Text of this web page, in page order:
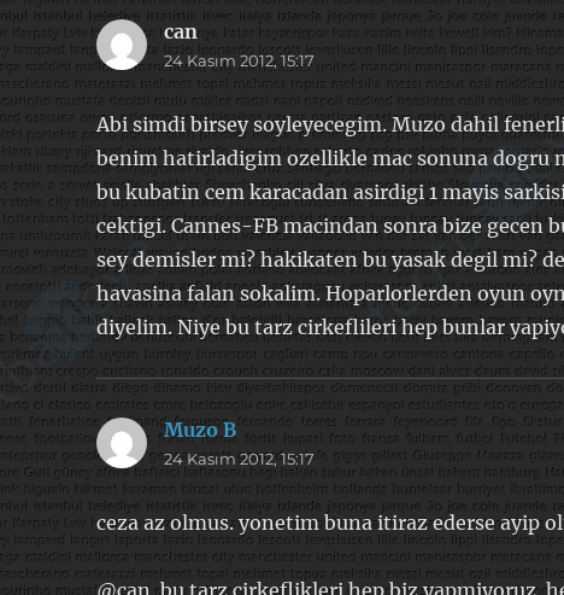
candedi
ki:
24 Kasım 2012, 15:17
Abi simdi birsey soyleyecegim. Muzo dahil
benim hatirladigim ozellikle mac sonuna dogru
bu kubatin cem karacadan asirdigi 1 mayis
cektigi. Cannes-FB macindan sonra bize
sey demisler mi? hakikaten bu yasak degil mi?
havasina falan sokalim. Hoparlorlerden oyun
diyelim. Niye bu tarz cirkeflileri hep bunlar
Muzo B dedi
ki:
24 Kasım 2012, 15:17
ceza az olmus. yonetim buna itiraz ederse ayip